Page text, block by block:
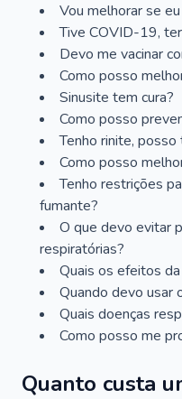
Vou melhorar se
Tive COVID-19,
Devo me vacinar
Como posso
Sinusite tem cura?
Como posso
Tenho rinite,
Como posso
Tenho restrições
fumante?
O que devo evitar
respiratórias?
Quais os efeitos
Quando devo usar
Quais doenças
Como posso me
Quanto custa